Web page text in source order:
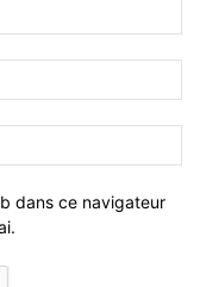
dans ce navigateur